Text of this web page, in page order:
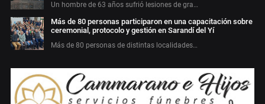
Un hombre de 63 años sufrió lesiones de gra…
Más de 80 personas participaron en una capacitación sobre
ceremonial, protocolo y gestión en Sarandí del Yí
Más de 80 personas de distintas localidades…